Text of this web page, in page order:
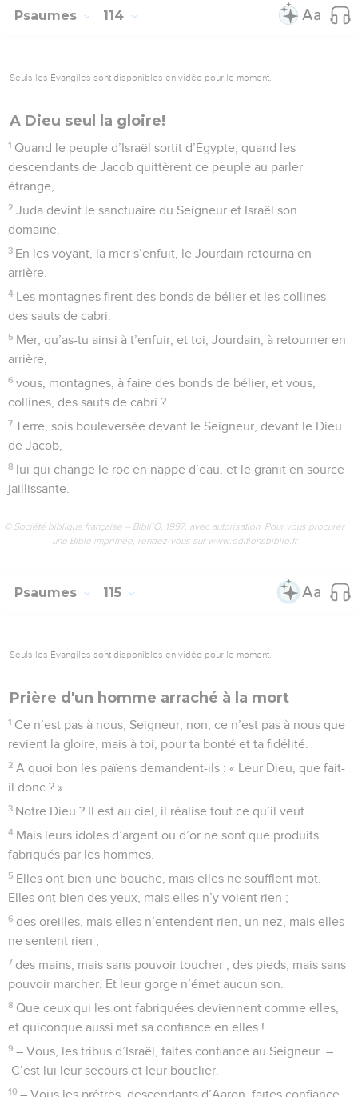
Psaumes 114
Seuls les Évangiles sont disponibles en vidéo pour le moment.
A Dieu seul la gloire!
1 Quand le peuple d’Israël sortit d’Égypte, quand les
descendants de Jacob quittèrent ce peuple au parler
étrange,
2 Juda devint le sanctuaire du Seigneur et Israël son
domaine.
3 En les voyant, la mer s’enfuit, le Jourdain retourna en
arrière.
4 Les montagnes firent des bonds de bélier et les collines
des sauts de cabri.
5 Mer, qu’as-tu ainsi à t’enfuir, et toi, Jourdain, à retourner en
arrière,
6 vous, montagnes, à faire des bonds de bélier, et vous,
collines, des sauts de cabri ?
7 Terre, sois bouleversée devant le Seigneur, devant le Dieu
de Jacob,
8 lui qui change le roc en nappe d’eau, et le granit en source
jaillissante.
© Société biblique française – Bibli’O, 1997, avec autorisation. Pour vous procurer
une Bible imprimée, rendez-vous sur www.editionsbiblio.fr
Psaumes 115
Seuls les Évangiles sont disponibles en vidéo pour le moment.
Prière d'un homme arraché à la mort
1 Ce n’est pas à nous, Seigneur, non, ce n’est pas à nous que
revient la gloire, mais à toi, pour ta bonté et ta fidélité.
2 A quoi bon les païens demandent-ils : « Leur Dieu, que fait-
il donc ? »
3 Notre Dieu ? Il est au ciel, il réalise tout ce qu’il veut.
4 Mais leurs idoles d’argent ou d’or ne sont que produits
fabriqués par les hommes.
5 Elles ont bien une bouche, mais elles ne soufflent mot.
Elles ont bien des yeux, mais elles n’y voient rien ;
6 des oreilles, mais elles n’entendent rien, un nez, mais elles
ne sentent rien ;
7 des mains, mais sans pouvoir toucher ; des pieds, mais sans
pouvoir marcher. Et leur gorge n’émet aucun son.
8 Que ceux qui les ont fabriquées deviennent comme elles,
et quiconque aussi met sa confiance en elles !
9 – Vous, les tribus d’Israël, faites confiance au Seigneur. –
C’est lui leur secours et leur bouclier.
10 – Vous les prêtres, descendants d’Aaron, faites confiance